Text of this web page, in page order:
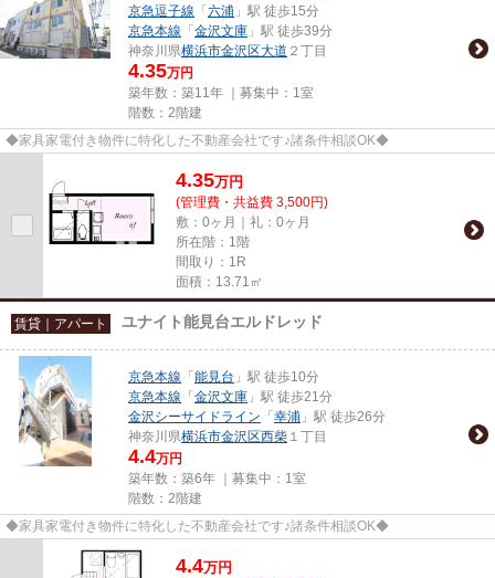
京急逗子線 「 六浦 」駅 徒歩15分
京急本線 「 金沢文庫 」駅 徒歩39分
神奈川県横浜市金沢区大道 ２丁目
4.35万円
築年数：築11年 ｜募集中： 1室
階数：2階建
◆家具家電付き物件に特化した不動産会社です♪諸条件相談OK◆
4.35万円
(管理費・共益費 3,500円)
敷：0ヶ月｜礼：0ヶ月
所在階：1階
間取り：1R
面積：13.71㎡
賃貸｜アパート ユナイト能見台エルドレッド
京急本線 「 能見台 」駅 徒歩10分
京急本線 「 金沢文庫 」駅 徒歩21分
金沢シーサイドライン 「 幸浦 」駅 徒歩26分
神奈川県横浜市金沢区西柴 １丁目
4.4万円
築年数：築6年 ｜募集中： 1室
階数：2階建
◆家具家電付き物件に特化した不動産会社です♪諸条件相談OK◆
4.4万円